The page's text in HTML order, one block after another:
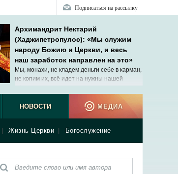
Подписаться на рассылку
Архимандрит Нектарий
(Хаджипетропулос): «Мы служим
народу Божию и Церкви, и весь
наш заработок направлен на это»
Мы, монахи, не кладем деньги себе в карман,
не копим их, всё идет на нужны нашей
Жизнь Церкви Богослужение
НОВОСТИ МЕДИА